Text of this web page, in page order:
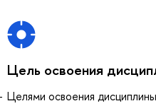
Цель освоения
Целями освоения